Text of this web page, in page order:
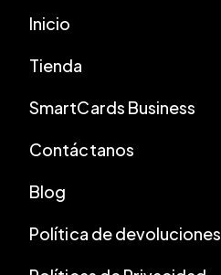
Inicio
Tienda
SmartCards Business
Contáctanos
Blog
Política de devoluciones